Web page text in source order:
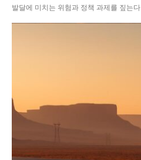
Article
발달에 미치는 위험과 정책 과제를 짚는다.